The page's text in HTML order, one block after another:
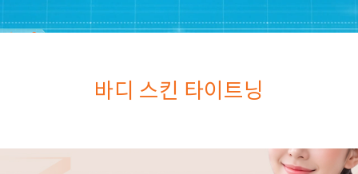
File:
/home/suction/public_html/application/core/
/home/suction/public_html/application/controllers/suction/
Line: 58
Function: view_print
바디 스킨 타이트닝